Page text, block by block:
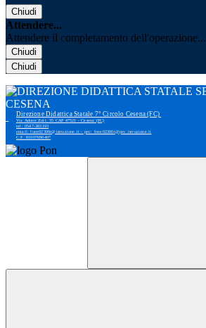
Chiudi
Attendere...
Attendere il completamento dell'operazione...
Chiudi
Chiudi
Direzione Didattica Statale 7° Circolo Cesena (FC)
Via Adone Zoli, 35 CAP 47521 - Cesena (FC)
tel: 0547-383193
email: foee02300r@istruzione.it - pec: foee02300r@pec.istruzione.it
C.F. 81007690407